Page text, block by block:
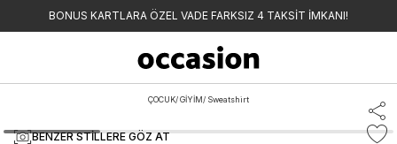
BONUS KARTLARA ÖZEL VADE FARKSIZ 4 TAKSİT İMKANI!
ÇOCUK/GİYİM/ Sweatshirt
BENZER STILLERE GÖZ AT